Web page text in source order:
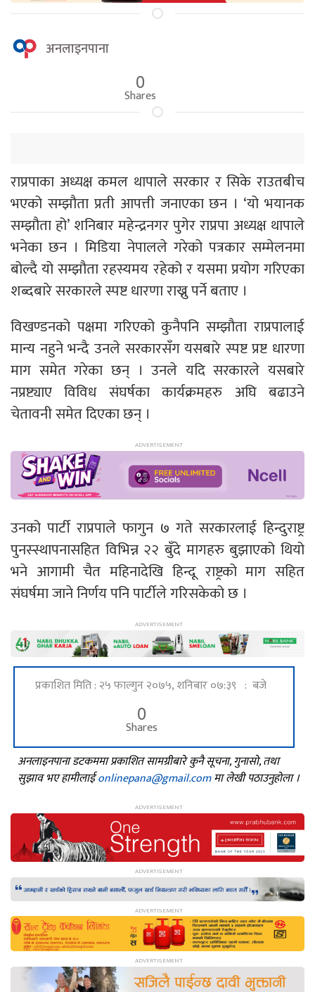
अनलाइनपाना
0
Shares
राप्रपाका अध्यक्ष कमल थापाले सरकार र सिके राउतबीच
भएको सम्झौता प्रती आपत्ती जनाएका छन । ‘यो भयानक
सम्झौता हो’ शनिबार महेन्द्रनगर पुगेर राप्रपा अध्यक्ष थापाले
भनेका छन । मिडिया नेपालले गरेको पत्रकार सम्मेलनमा
बोल्दै यो सम्झौता रहस्यमय रहेको र यसमा प्रयोग गरिएका
शब्दबारे सरकारले स्पष्ट धारणा राख्नु पर्ने बताए ।
विखण्डनको पक्षमा गरिएको कुनैपनि सम्झौता राप्रपालाई
मान्य नहुने भन्दै उनले सरकारसँग यसबारे स्पष्ट प्रष्ट धारणा
माग समेत गरेका छन् । उनले यदि सरकारले यसबारे
नप्रष्ट्याए विविध संघर्षका कार्यक्रमहरु अघि बढाउने
चेतावनी समेत दिएका छन् ।
उनको पार्टी राप्रपाले फागुन ७ गते सरकारलाई हिन्दुराष्ट्र
पुनस्स्थापनासहित विभिन्न २२ बुँदे मागहरु बुझाएको थियो
भने आगामी चैत महिनादेखि हिन्दू राष्ट्रको माग सहित
संघर्षमा जाने निर्णय पनि पार्टीले गरिसकेको छ ।
प्रकाशित मिति : २५ फाल्गुन २०७५, शनिबार ०७:३९ : बजे
0
Shares
अनलाइनपाना डटकममा प्रकाशित सामग्रीबारे कुनै सूचना, गुनासो, तथा
सुझाव भए हामीलाईonlinepana@gmail.comमा लेखी पठाउनुहोला ।